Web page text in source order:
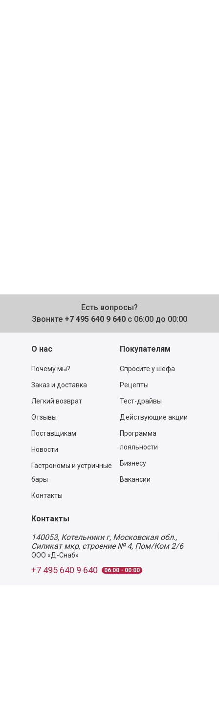
Есть вопросы?
Звоните +7 495 640 9 640 с 06:00 до 00:00
О нас
Почему мы?
Заказ и доставка
Легкий возврат
Отзывы
Поставщикам
Новости
Гастрономы и устричные
бары
Контакты
Покупателям
Спросите у шефа
Рецепты
Тест-драйвы
Действующие акции
Программа
лояльности
Бизнесу
Вакансии
Контакты
140053, Котельники г, Московская обл.,
Силикат мкр, строение № 4, Пом/Ком 2/6
ООО «Д-Снаб»
+7 495 640 9 640 06:00 - 00:00